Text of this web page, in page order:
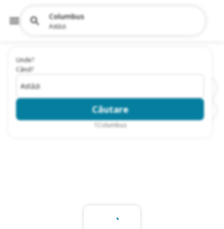
Unde?
Când?
Astăzi
Căutare
Columbus
Columbus
Astăzi